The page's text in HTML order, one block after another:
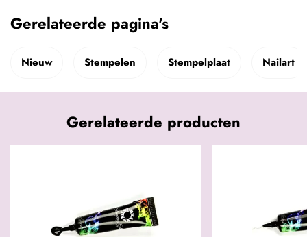
Gerelateerde pagina's
Nieuw Stempelen Stempelplaat Nailart
Gerelateerde producten